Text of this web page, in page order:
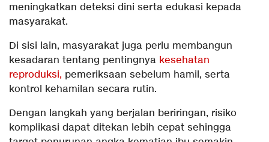
meningkatkan deteksi dini serta edukasi kepada
masyarakat.
Di sisi lain, masyarakat juga perlu membangun
kesadaran tentang pentingnya kesehatan
reproduksi, pemeriksaan sebelum hamil, serta
kontrol kehamilan secara rutin.
Dengan langkah yang berjalan beriringan, risiko
komplikasi dapat ditekan lebih cepat sehingga